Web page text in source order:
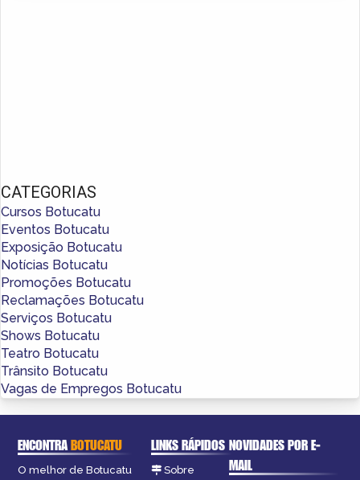
CATEGORIAS
Cursos Botucatu
Eventos Botucatu
Exposição Botucatu
Notícias Botucatu
Promoções Botucatu
Reclamações Botucatu
Serviços Botucatu
Shows Botucatu
Teatro Botucatu
Trânsito Botucatu
Vagas de Empregos Botucatu
ENCONTRABOTUCATU
O melhor de Botucatu
LINKS RÁPIDOS
Sobre
NOVIDADES POR E-
MAIL